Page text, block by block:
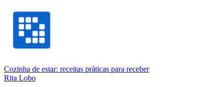
Cozinha de estar: receitas práticas para receber
Rita Lobo